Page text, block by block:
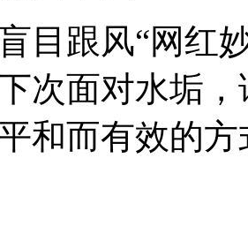
目跟风“网红
次面对水垢
而有效的方